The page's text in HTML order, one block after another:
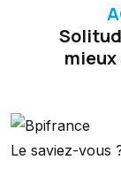
mieux
Le saviez-vous